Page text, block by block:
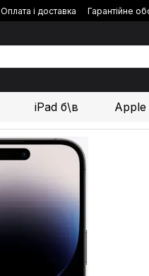
Оплата і доставка Гарантійне
iPad б\в